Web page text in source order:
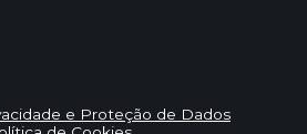
e Proteção de Dados